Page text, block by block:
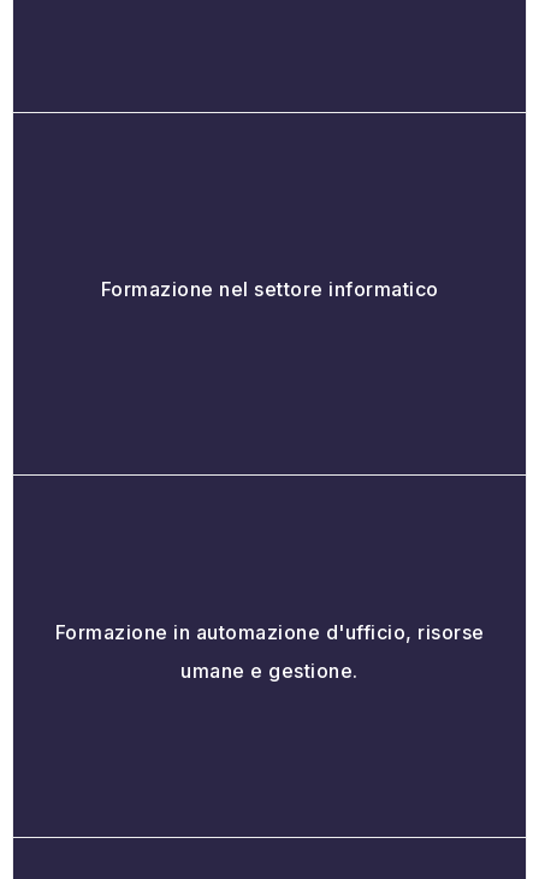
Formazione nel settore informatico
Formazione in automazione d'ufficio, risorse
umane e gestione.